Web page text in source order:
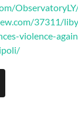
37311/
violence-